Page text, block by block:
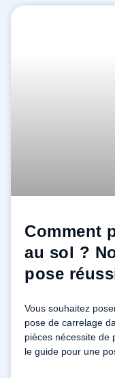
Comment
au sol ?
pose
Vous souhaitez
pose de carrelage
pièces nécessite de
le guide pour une